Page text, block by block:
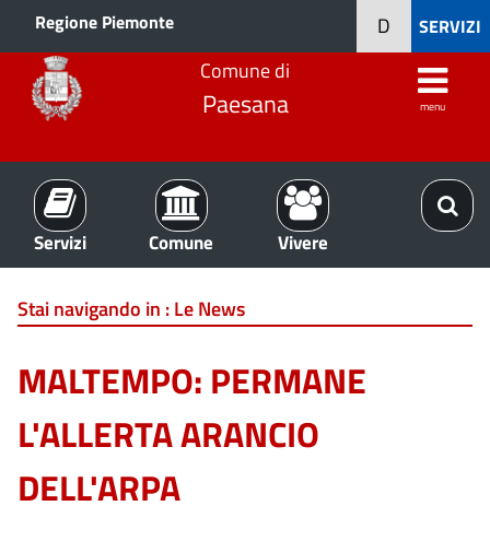
Regione Piemonte SERVIZI
D
Comune di
Paesana menu
Servizi Comune Vivere
Stai navigando in :Le News
MALTEMPO: PERMANE
L'ALLERTA ARANCIO
DELL'ARPA